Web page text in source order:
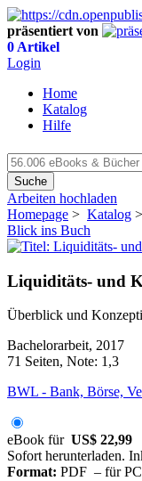
präsentiert von
0 Artikel
Login
Home
Katalog
Hilfe
Suche
Arbeiten hochladen
Homepage > Katalog >
Blick ins Buch
Liquiditäts- und
Überblick und
Bachelorarbeit, 2017
71 Seiten, Note: 1,3
BWL - Bank, Börse,
eBook für US$ 22,99
Sofort herunterladen.
Format: PDF – für